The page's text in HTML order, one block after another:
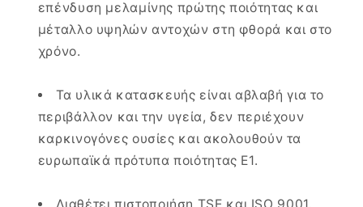
επένδυση μελαμίνης πρώτης ποιότητας και
μέταλλο υψηλών αντοχών στη φθορά και στο
χρόνο.
Τα υλικά κατασκευής είναι αβλαβή για το
περιβάλλον και την υγεία, δεν περιέχουν
καρκινογόνες ουσίες και ακολουθούν τα
ευρωπαϊκά πρότυπα ποιότητας Ε1.